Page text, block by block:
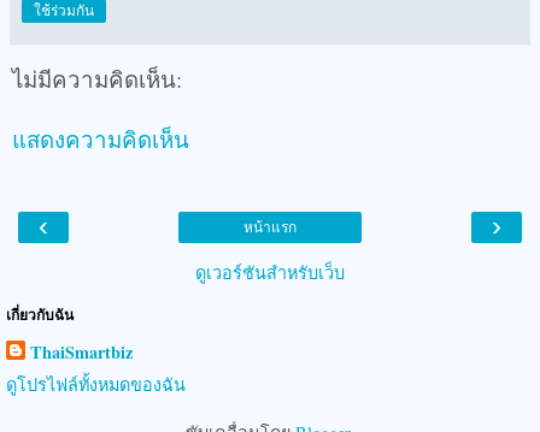
ใช้ร่วมกัน
ไม่มีความคิดเห็น:
แสดงความคิดเห็น
‹ ›
หน้าแรก
ดูเวอร์ชันสำหรับเว็บ
เกี่ยวกับฉัน
ThaiSmartbiz
ดูโปรไฟล์ทั้งหมดของฉัน